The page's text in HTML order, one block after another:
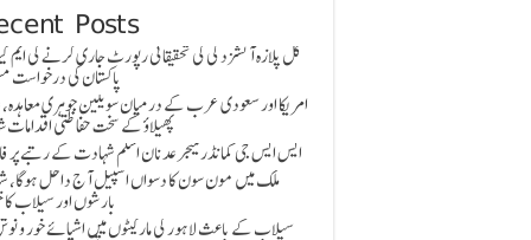
Posts
گل پلازہ آتشزدگی کی تحقیقاتی رپورٹ جاری کرنے کی ایم
پاکستان کی درخواست
امریکا اور سعودی عرب کے درمیان سویلین جوہری
پھیلاؤ کے سخت حفاظتی اقدامات
ایس ایس جی کمانڈر میجر عدنان اسلم شہادت کے رتبے پر
ملک میں مون سون کا دسواں اسپیل آج داخل ہوگا،
بارشوں اور سیلاب
سیلاب کے باعث لاہور کی مارکیٹوں میں اشیائے خور و